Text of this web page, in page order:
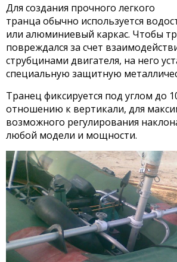
Для создания прочного легкого
транца обычно используется
или алюминиевый каркас. Чтобы
повреждался за счет
струбцинами двигателя, на него
специальную защитную
Транец фиксируется под углом до
отношению к вертикали, для
возможного регулирования
любой модели и мощности.